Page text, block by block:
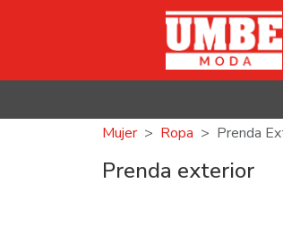
Mujer Ropa Prenda
Prenda exterior